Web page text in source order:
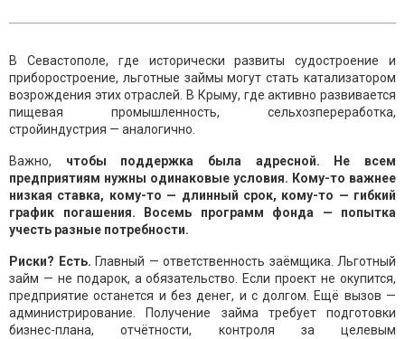
В Севастополе, где исторически развиты судостроение и
приборостроение, льготные займы могут стать катализатором
возрождения этих отраслей. В Крыму, где активно развивается
пищевая промышленность, сельхозпереработка,
стройиндустрия — аналогично.
Важно, чтобы поддержка была адресной. Не всем
предприятиям нужны одинаковые условия. Кому-то важнее
низкая ставка, кому-то — длинный срок, кому-то — гибкий
график погашения. Восемь программ фонда — попытка
учесть разные потребности.
Риски? Есть. Главный — ответственность заёмщика. Льготный
займ — не подарок, а обязательство. Если проект не окупится,
предприятие останется и без денег, и с долгом. Ещё вызов —
администрирование. Получение займа требует подготовки
бизнес-плана, отчётности, контроля за целевым